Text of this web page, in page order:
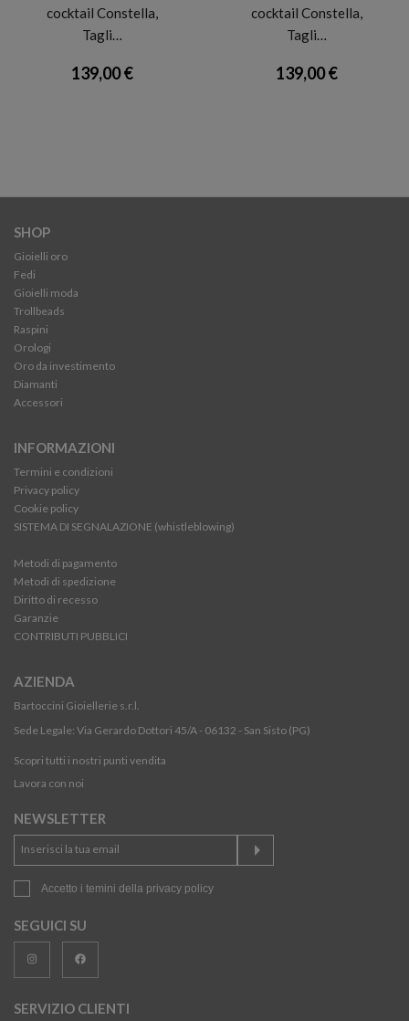
cocktail Constella,
Tagli…
139,00 €
cocktail Constella,
Tagli…
139,00 €
SHOP
Gioielli oro
Fedi
Gioielli moda
Trollbeads
Raspini
Orologi
Oro da investimento
Diamanti
Accessori
INFORMAZIONI
Termini e condizioni
Privacy policy
Cookie policy
SISTEMA DI SEGNALAZIONE (whistleblowing)
Metodi di pagamento
Metodi di spedizione
Diritto di recesso
Garanzie
CONTRIBUTI PUBBLICI
AZIENDA
Bartoccini Gioiellerie s.r.l.
Sede Legale: Via Gerardo Dottori 45/A - 06132 - San Sisto (PG)
Scopri tutti i nostri punti vendita
Lavora con noi
NEWSLETTER
Accetto i temini della privacy policy
SEGUICI SU
SERVIZIO CLIENTI